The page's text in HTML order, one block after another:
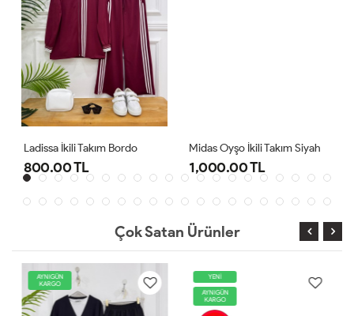
Ladissa İkili Takım Bordo
800.00 TL
Midas Oyşo İkili Takım Siyah
1,000.00 TL
Çok Satan Ürünler
AYNIGÜN
KARGO
YENİ
AYNIGÜN
KARGO